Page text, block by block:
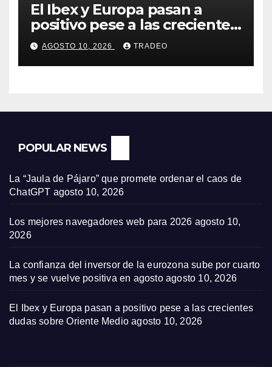
El Ibex y Europa pasan a
positivo pese a las crecientes
dudas sobre Oriente Medio
AGOSTO 10, 2026 TRADEO
POPULAR NEWS
La “Jaula de Pájaro” que promete ordenar el caos de
ChatGPT agosto 10, 2026
Los mejores navegadores web para 2026 agosto 10,
2026
La confianza del inversor de la eurozona sube por cuarto
mes y se vuelve positiva en agosto agosto 10, 2026
El Ibex y Europa pasan a positivo pese a las crecientes
dudas sobre Oriente Medio agosto 10, 2026